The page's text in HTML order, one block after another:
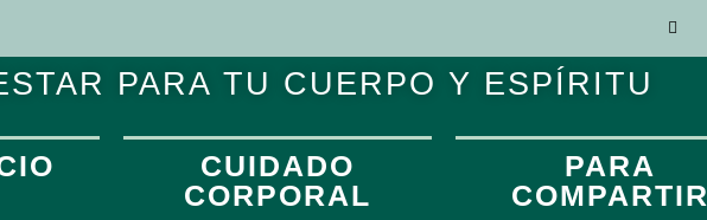
PARA TU CUERPO Y ESPÍRITU
CUIDADO
CORPORAL
PARA
COMPARTIR